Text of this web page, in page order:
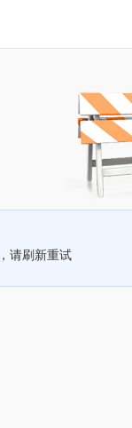
请刷新重试